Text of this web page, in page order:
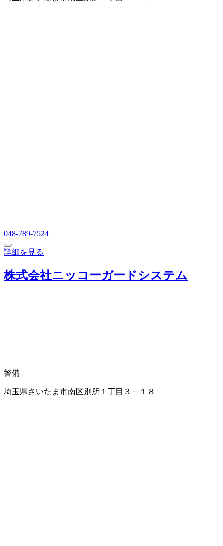
048-789-7524
詳細を見る
株式会社ニッコーガードシステム
警備
埼玉県さいたま市南区別所１丁目３－１８